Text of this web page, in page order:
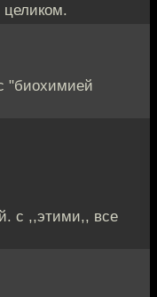
"биохимией
с ,,этими,, все